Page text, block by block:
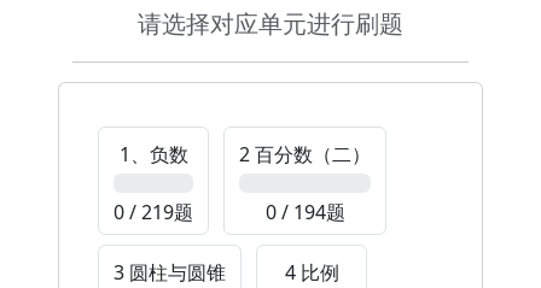
请选择对应单元进行刷题
1、负数
0 / 219题
2 百分数（二）
0 / 194题
3 圆柱与圆锥 4 比例